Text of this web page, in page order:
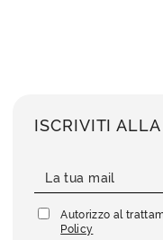
ISCRIVITI ALLA
Autorizzo al
Policy